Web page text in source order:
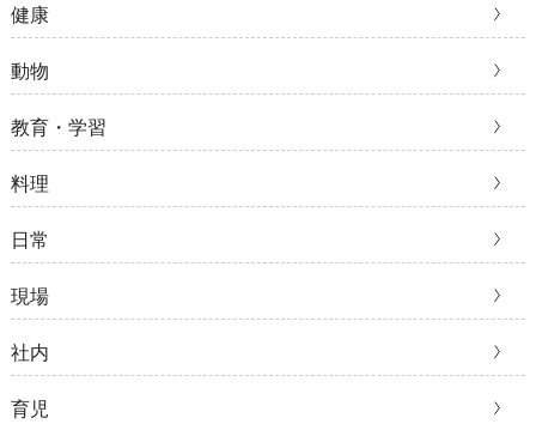
健康
動物
教育・学習
料理
日常
現場
社内
育児